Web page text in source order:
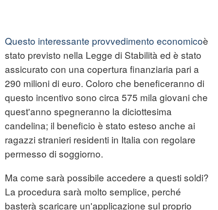
Questo interessante provvedimento economicoè
stato previsto nella Legge di Stabilità ed è stato
assicurato con una copertura finanziaria pari a
290 milioni di euro. Coloro che beneficeranno di
questo incentivo sono circa 575 mila giovani che
quest'anno spegneranno la diciottesima
candelina; il beneficio è stato esteso anche ai
ragazzi stranieri residenti in Italia con regolare
permesso di soggiorno.
Ma come sarà possibile accedere a questi soldi?
La procedura sarà molto semplice, perché
basterà scaricare un'applicazione sul proprio